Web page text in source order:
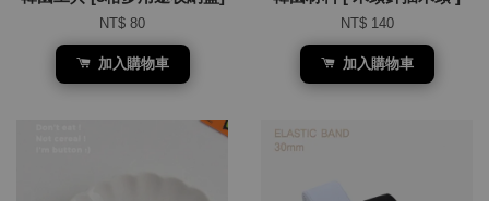
NT$ 80
加入購物車
NT$ 140
加入購物車